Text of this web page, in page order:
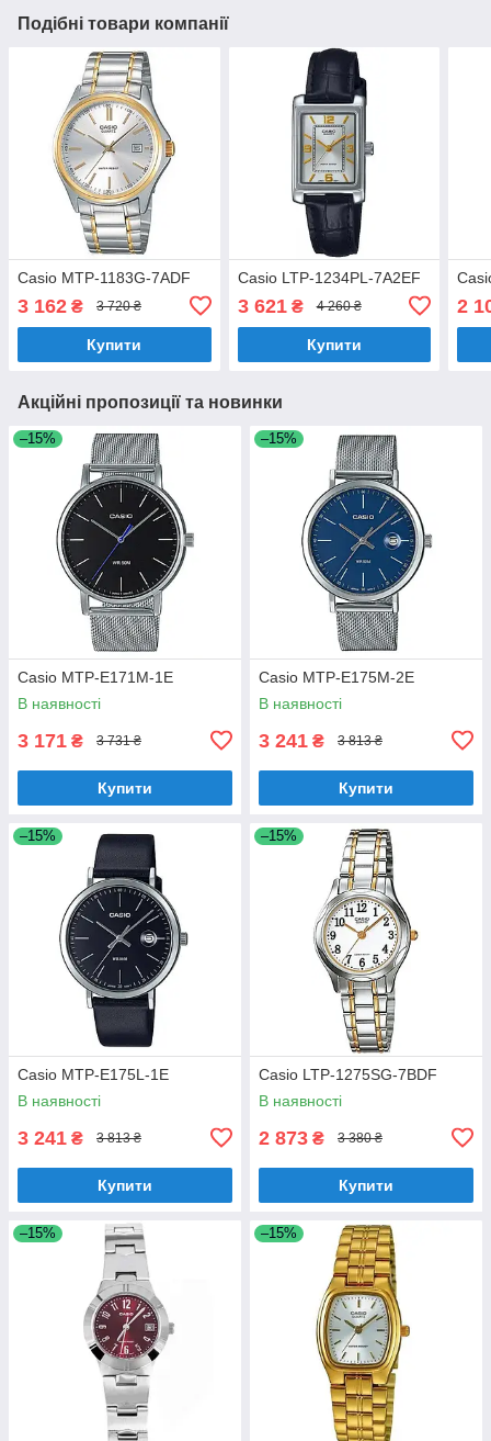
Подібні товари компанії
Casio MTP-1183G-7ADF
3 162 ₴ 3 720 ₴
Купити
Casio LTP-1234PL-7A2EF
3 621₴ 4 260 ₴
Купити
2
Акційні пропозиції та новинки
–15%
Casio MTP-E171M-1E
В наявності
3 171 ₴ 3 731 ₴
Купити
–15%
Casio MTP-E175M-2E
В наявності
3 241 ₴ 3 813 ₴
Купити
–15%
Casio MTP-E175L-1E
В наявності
3 241 ₴ 3 813 ₴
Купити
–15%
Casio LTP-1275SG-7BDF
В наявності
2 873 ₴ 3 380 ₴
Купити
–15% –15%